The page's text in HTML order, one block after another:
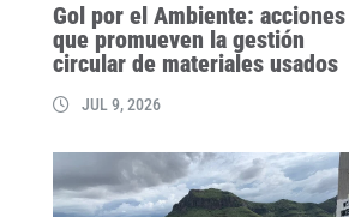
Gol por el Ambiente: acciones
que promueven la gestión
circular de materiales usados
JUL 9, 2026